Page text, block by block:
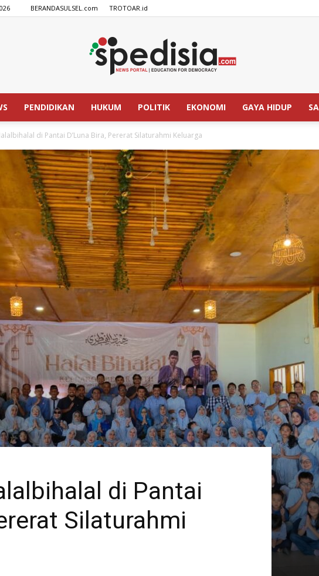
BERANDASULSEL.com TROTOAR.id
SPEDISIA.com
PENDIDIKAN HUKUM POLITIK EKONOMI GAYA HIDUP
di Pantai D’Luna Bira, Pererat Silaturahmi Keluarga
di Pantai
Silaturahmi